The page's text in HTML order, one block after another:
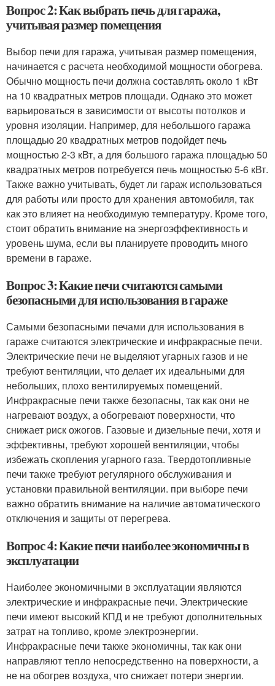
Вопрос 2: Как выбрать печь для гаража,
учитывая размер помещения
Выбор печи для гаража, учитывая размер помещения,
начинается с расчета необходимой мощности обогрева.
Обычно мощность печи должна составлять около 1 кВт
на 10 квадратных метров площади. Однако это может
варьироваться в зависимости от высоты потолков и
уровня изоляции. Например, для небольшого гаража
площадью 20 квадратных метров подойдет печь
мощностью 2-3 кВт, а для большого гаража площадью 50
квадратных метров потребуется печь мощностью 5-6 кВт.
Также важно учитывать, будет ли гараж использоваться
для работы или просто для хранения автомобиля, так
как это влияет на необходимую температуру. Кроме того,
стоит обратить внимание на энергоэффективность и
уровень шума, если вы планируете проводить много
времени в гараже.
Вопрос 3: Какие печи считаются самыми
безопасными для использования в гараже
Самыми безопасными печами для использования в
гараже считаются электрические и инфракрасные печи.
Электрические печи не выделяют угарных газов и не
требуют вентиляции, что делает их идеальными для
небольших, плохо вентилируемых помещений.
Инфракрасные печи также безопасны, так как они не
нагревают воздух, а обогревают поверхности, что
снижает риск ожогов. Газовые и дизельные печи, хотя и
эффективны, требуют хорошей вентиляции, чтобы
избежать скопления угарного газа. Твердотопливные
печи также требуют регулярного обслуживания и
установки правильной вентиляции. при выборе печи
важно обратить внимание на наличие автоматического
отключения и защиты от перегрева.
Вопрос 4: Какие печи наиболее экономичны в
эксплуатации
Наиболее экономичными в эксплуатации являются
электрические и инфракрасные печи. Электрические
печи имеют высокий КПД и не требуют дополнительных
затрат на топливо, кроме электроэнергии.
Инфракрасные печи также экономичны, так как они
направляют тепло непосредственно на поверхности, а
не на обогрев воздуха, что снижает потери энергии.